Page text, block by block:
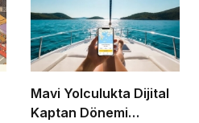
Mavi Yolculukta Dijital
Kaptan Dönemi